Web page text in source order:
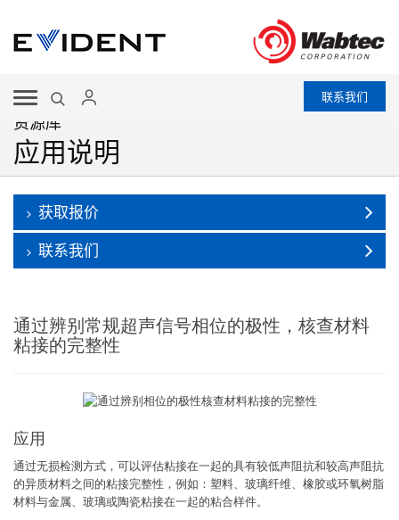
联系我们
资源库
应用说明
获取报价
联系我们
通过辨别常规超声信号相位的极性，核查材料
粘接的完整性
应用
通过无损检测方式，可以评估粘接在一起的具有较低声阻抗和较高声阻抗
的异质材料之间的粘接完整性，例如：塑料、玻璃纤维、橡胶或环氧树脂
材料与金属、玻璃或陶瓷粘接在一起的粘合样件。